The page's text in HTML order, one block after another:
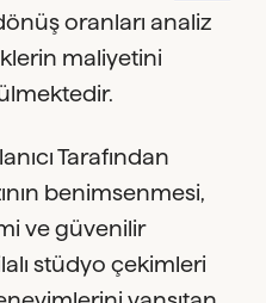
oranları analiz
maliyetini
Tarafından
benimsenmesi,
ve güvenilir
stüdyo çekimleri